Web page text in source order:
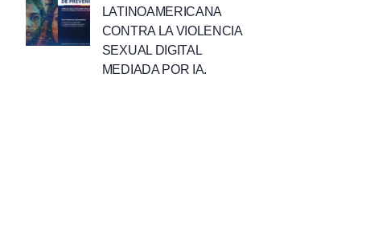
LATINOAMERICANA
CONTRA LA VIOLENCIA
SEXUAL DIGITAL
MEDIADA POR IA.